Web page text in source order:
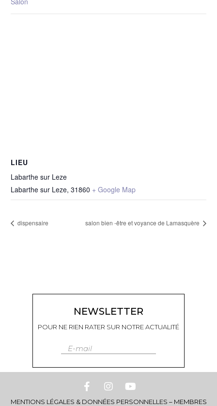
LIEU
Labarthe sur Leze
Labarthe sur Leze, 31860 + Google Map
dispensaire salon bien -être et voyance de Lamasquère
NEWSLETTER
POUR NE RIEN RATER SUR NOTRE ACTUALITÉ
E-mail
MENTIONS LÉGALES & DONNÉES PERSONNELLES – MEMBRES